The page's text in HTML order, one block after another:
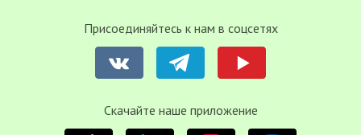
Присоединяйтесь к нам в соцсетях
Cкачайте наше приложение